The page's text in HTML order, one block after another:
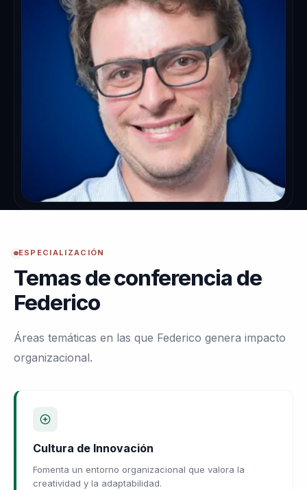
ESPECIALIZACIÓN
Temas de conferencia de
Federico
Áreas temáticas en las que Federico genera impacto
organizacional.
Cultura de Innovación
Fomenta un entorno organizacional que valora la
creatividad y la adaptabilidad.